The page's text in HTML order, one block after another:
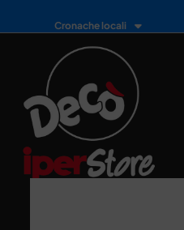
Cronache locali